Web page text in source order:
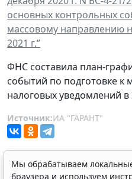
основных контрольных
массовому направлению
2021 г.”
ФНС составила план-
событий по подготовке
налоговых уведомлений в
Источник:ИА "ГАРАНТ"
Мы обрабатываем
браузера и используем